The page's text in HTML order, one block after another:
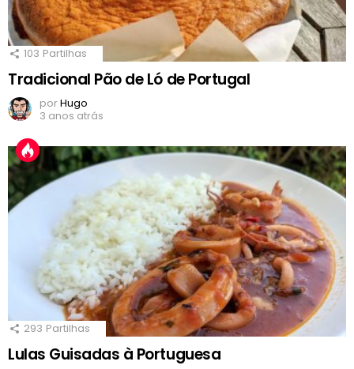
103 Partilhas
Tradicional Pão de Ló de Portugal
porHugo
3 anos atrás
293 Partilhas
Lulas Guisadas à Portuguesa